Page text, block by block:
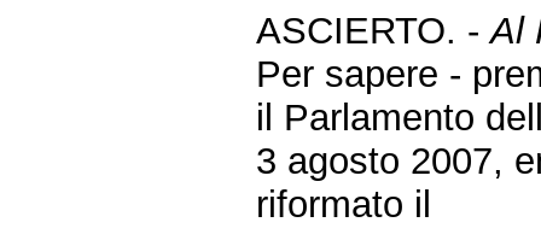
ASCIERTO. -Al
Per sapere -
il Parlamento
3 agosto 2007,
riformato il